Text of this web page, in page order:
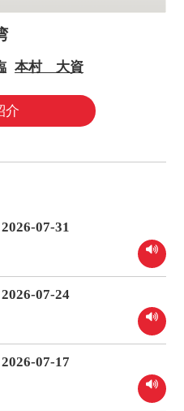
本村 大資
介
07-31
07-24
07-17